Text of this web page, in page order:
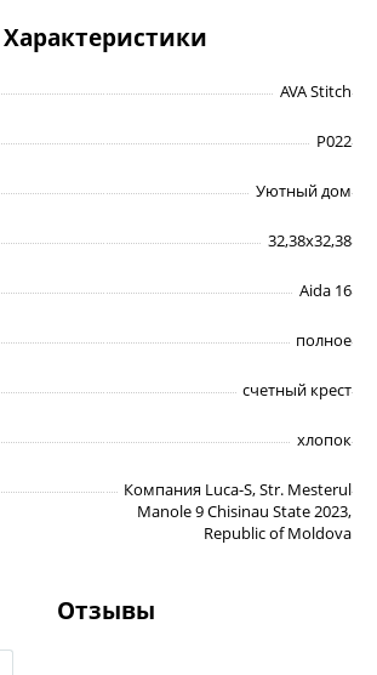
Характеристики
AVA Stitch
P022
Уютный дом
32,38х32,38
Aida 16
полное
счетный крест
хлопок
Компания Luca-S, Str. Mesterul
Manole 9 Chisinau State 2023,
Republic of Moldova
Отзывы